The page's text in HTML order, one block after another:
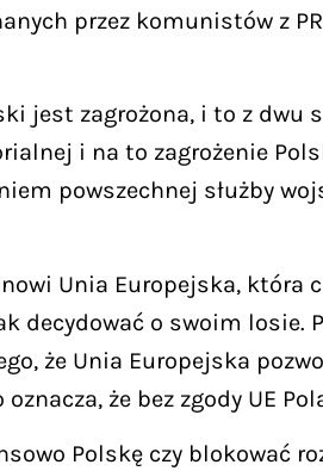
przez komunistów z
jest zagrożona, i to z dwu
i na to zagrożenie
powszechnej służby
Unia Europejska, która
decydować o swoim losie.
że Unia Europejska
że bez zgody UE
Polskę czy blokować